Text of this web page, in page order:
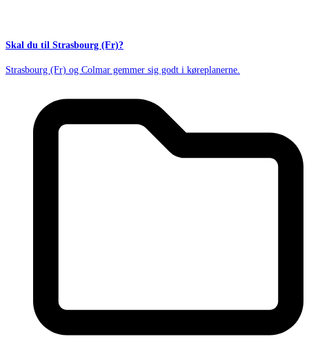
Skal du til Strasbourg (Fr)?
Strasbourg (Fr) og Colmar gemmer sig godt i køreplanerne.